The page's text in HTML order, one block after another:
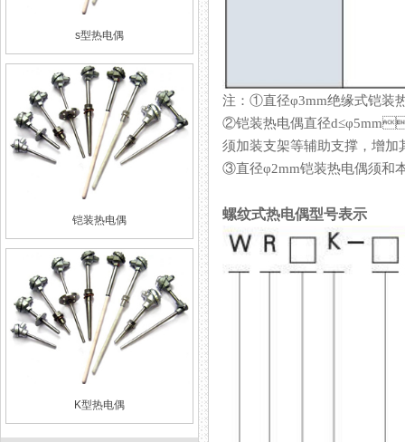
s型热电偶
铠装热电偶
K型热电偶
注：①直径φ3mm绝缘式
②铠装热电偶直径d≤φ5mm，
须加装支架等辅助支撑，增加
③直径φ2mm铠装热电偶须和本
螺纹式热电偶型号表示